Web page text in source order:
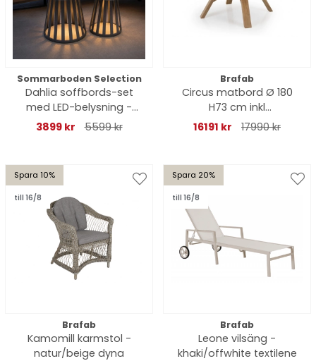
Sommarboden Selection
Dahlia soffbords-set
med LED-belysning -
khaki
3899 kr 5599 kr
Brafab
Circus matbord Ø 180
H73 cm inkl
serveringsbricka
16191 kr 17990 kr
Spara 10%
till 16/8
Brafab
Kamomill karmstol -
natur/beige dyna
Spara 20%
till 16/8
Brafab
Leone vilsäng -
khaki/offwhite textilene